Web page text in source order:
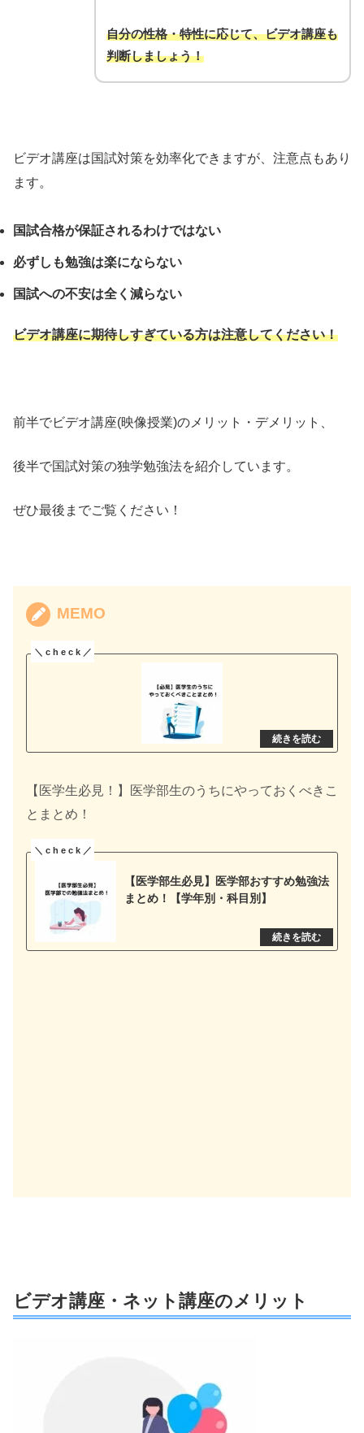
自分の性格・特性に応じて、ビデオ講座も
判断しましょう！
ビデオ講座は国試対策を効率化できますが、注意点もあり
ます。
国試合格が保証されるわけではない
必ずしも勉強は楽にならない
国試への不安は全く減らない
ビデオ講座に期待しすぎている方は注意してください！
前半でビデオ講座(映像授業)のメリット・デメリット、
後半で国試対策の独学勉強法を紹介しています。
ぜひ最後までご覧ください！
MEMO
【医学生必見！】医学部生のうちにやっておくべきこ
とまとめ！
【医学部生必見】医学部おすすめ勉強法
まとめ！【学年別・科目別】
ビデオ講座・ネット講座のメリット